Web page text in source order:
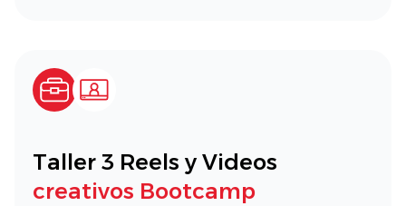
Taller 3 Reels y Videos
creativos Bootcamp